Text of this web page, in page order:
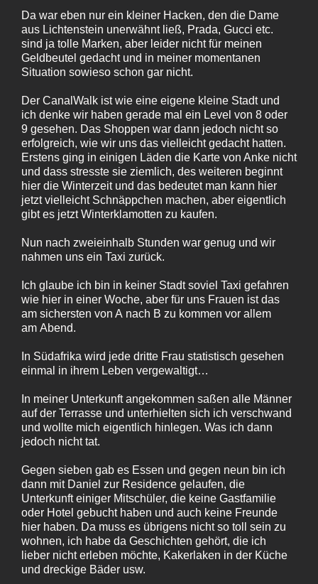
Da war eben nur ein kleiner Hacken, den die Dame
aus Lichtenstein unerwähnt ließ, Prada, Gucci etc.
sind ja tolle Marken, aber leider nicht für meinen
Geldbeutel gedacht und in meiner momentanen
Situation sowieso schon gar nicht.
Der CanalWalk ist wie eine eigene kleine Stadt und
ich denke wir haben gerade mal ein Level von 8 oder
9 gesehen. Das Shoppen war dann jedoch nicht so
erfolgreich, wie wir uns das vielleicht gedacht hatten.
Erstens ging in einigen Läden die Karte von Anke nicht
und dass stresste sie ziemlich, des weiteren beginnt
hier die Winterzeit und das bedeutet man kann hier
jetzt vielleicht Schnäppchen machen, aber eigentlich
gibt es jetzt Winterklamotten zu kaufen.
Nun nach zweieinhalb Stunden war genug und wir
nahmen uns ein Taxi zurück.
Ich glaube ich bin in keiner Stadt soviel Taxi gefahren
wie hier in einer Woche, aber für uns Frauen ist das
am sichersten von A nach B zu kommen vor allem
am Abend.
In Südafrika wird jede dritte Frau statistisch gesehen
einmal in ihrem Leben vergewaltigt…
In meiner Unterkunft angekommen saßen alle Männer
auf der Terrasse und unterhielten sich ich verschwand
und wollte mich eigentlich hinlegen. Was ich dann
jedoch nicht tat.
Gegen sieben gab es Essen und gegen neun bin ich
dann mit Daniel zur Residence gelaufen, die
Unterkunft einiger Mitschüler, die keine Gastfamilie
oder Hotel gebucht haben und auch keine Freunde
hier haben. Da muss es übrigens nicht so toll sein zu
wohnen, ich habe da Geschichten gehört, die ich
lieber nicht erleben möchte, Kakerlaken in der Küche
und dreckige Bäder usw.